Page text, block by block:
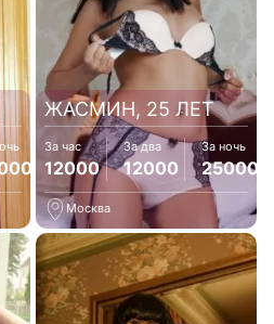
ЖАСМИН, 25 ЛЕТ
За час
12000
За два
12000
За ночь
25000
Москва